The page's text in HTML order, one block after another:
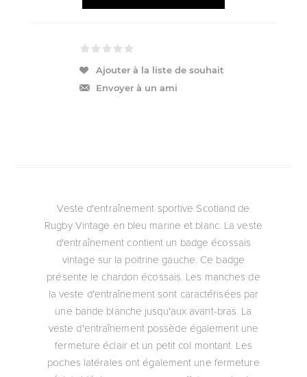
Ajouter à la liste de souhait
Envoyer à un ami
Veste d'entraînement sportive Scotland de
Rugby Vintage en bleu marine et blanc. La veste
d'entraînement contient un badge écossais
vintage sur la poitrine gauche. Ce badge
présente le chardon écossais. Les manches de
la veste d'entraînement sont caractérisées par
une bande blanche jusqu'aux avant-bras. La
veste d'entraînement possède également une
fermeture éclair et un petit col montant. Les
poches latérales ont également une fermeture